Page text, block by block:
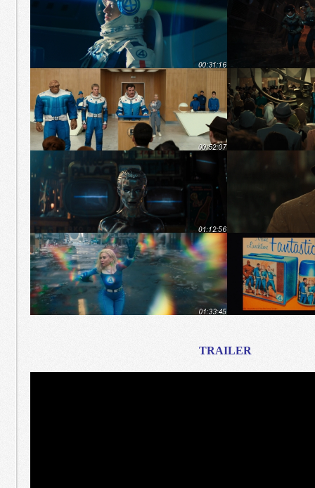
TRAILER